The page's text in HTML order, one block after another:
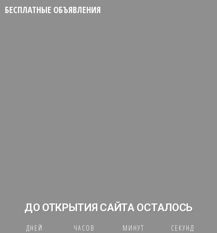
БЕСПЛАТНЫЕ ОБЪЯВЛЕНИЯ
ДО ОТКРЫТИЯ САЙТА ОСТАЛОСЬ
ДНЕЙ ЧАСОВ МИНУТ СЕКУНД